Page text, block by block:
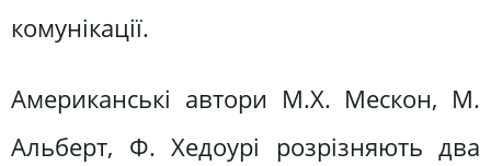
комунікації.
Американські автори М.Х. Мескон, М.
Альберт, Ф. Хедоурі розрізняють два